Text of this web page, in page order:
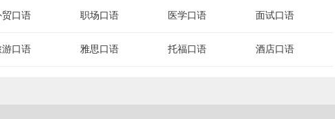
贸口语 职场口语 医学口语 面试口语
游口语 雅思口语 托福口语 酒店口语